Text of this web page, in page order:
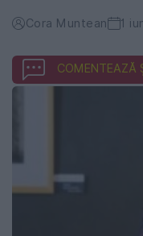
Cora Muntean 1
COMENTEAZĂ